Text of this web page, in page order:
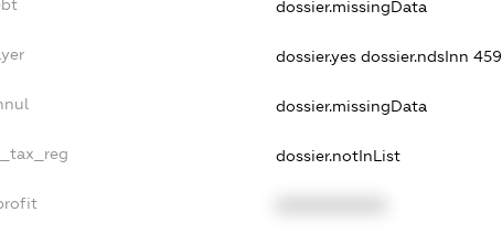
dossier.missingData
dossier.yesdossier.ndsInn
dossier.missingData
dossier.notInList